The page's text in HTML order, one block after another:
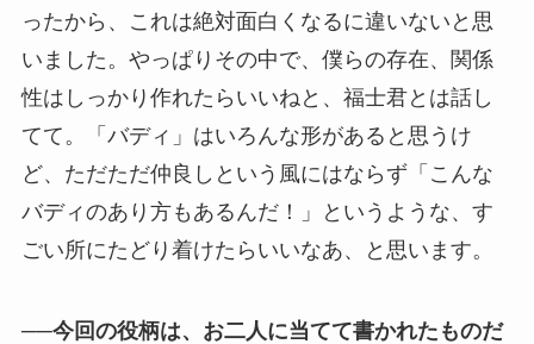
ったから、これは絶対面白くなるに違いないと思
いました。やっぱりその中で、僕らの存在、関係
性はしっかり作れたらいいねと、福士君とは話し
てて。「バディ」はいろんな形があると思うけ
ど、ただただ仲良しという風にはならず「こんな
バディのあり方もあるんだ！」というような、す
ごい所にたどり着けたらいいなあ、と思います。
──今回の役柄は、お二人に当てて書かれたものだ